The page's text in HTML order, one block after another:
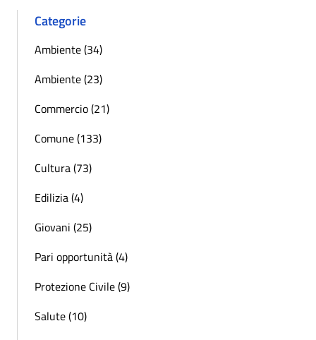
Categorie
Ambiente (34)
Ambiente (23)
Commercio (21)
Comune (133)
Cultura (73)
Edilizia (4)
Giovani (25)
Pari opportunità (4)
Protezione Civile (9)
Salute (10)